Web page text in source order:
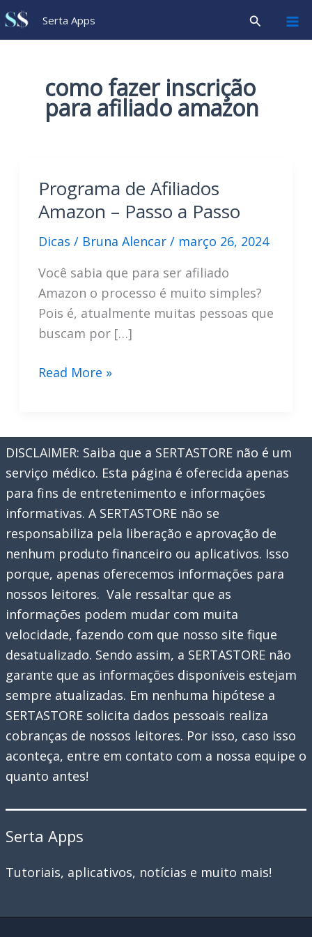
Ir
para
Serta Apps Pesquisar
como fazer inscrição
para afiliado amazon
Programa de Afiliados
Amazon – Passo a Passo
Dicas / Bruna Alencar / março 26, 2024
Você sabia que para ser afiliado
Amazon o processo é muito simples?
Pois é, atualmente muitas pessoas que
buscam por […]
Programa
–
Passo
a
Passo
Read More »
DISCLAIMER: Saiba que a SERTASTORE não é um
serviço médico. Esta página é oferecida apenas
para fins de entretenimento e informações
informativas. A SERTASTORE não se
responsabiliza pela liberação e aprovação de
nenhum produto financeiro ou aplicativos. Isso
porque, apenas oferecemos informações para
nossos leitores. Vale ressaltar que as
informações podem mudar com muita
velocidade, fazendo com que nosso site fique
desatualizado. Sendo assim, a SERTASTORE não
garante que as informações disponíveis estejam
sempre atualizadas. Em nenhuma hipótese a
SERTASTORE solicita dados pessoais realiza
cobranças de nossos leitores. Por isso, caso isso
aconteça, entre em contato com a nossa equipe o
quanto antes!
Serta Apps
Tutoriais, aplicativos, notícias e muito mais!